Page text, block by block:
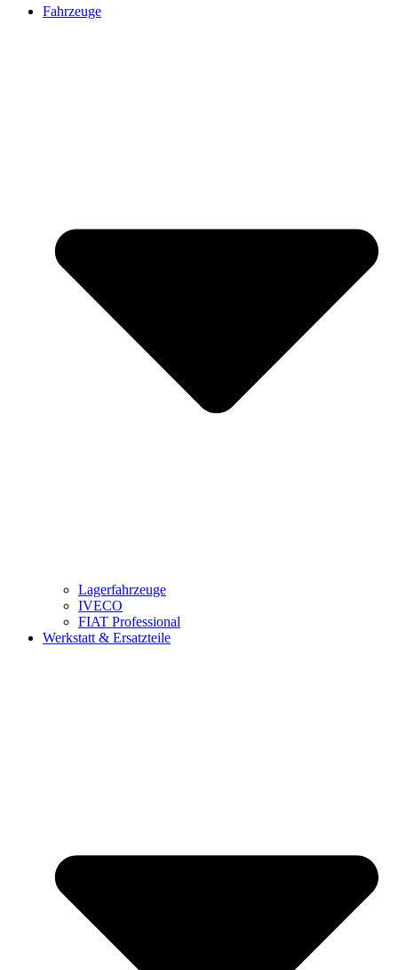
Fahrzeuge
Lagerfahrzeuge
IVECO
FIAT Professional
Werkstatt & Ersatzteile